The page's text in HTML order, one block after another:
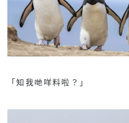
「知我哋咩料啦？」